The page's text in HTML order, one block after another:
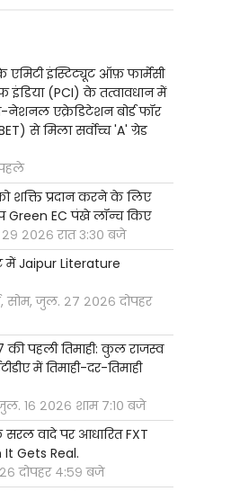
एमिटी इंस्टिट्यूट ऑफ़ फार्मेसी
इंडिया (PCI) के तत्वावधान में
एक्रेडिटेशन बोर्ड फॉर
से मिला सर्वोच्च 'A' ग्रेड
शक्ति प्रदान करने के लिए
Green EC पंखे लॉन्च किए
२०२६ रात ३:३० बजे
में Jaipur Literature
सोम, जुल. २७ २०२६ दोपहर
की पहली तिमाही: कुल राजस्व
में तिमाही-दर-तिमाही
१६ २०२६ शाम ७:१० बजे
वादे पर आधारित FXT
Gets Real.
दोपहर ४:५९ बजे